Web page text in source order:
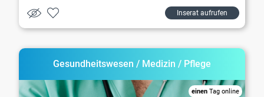
Inserat aufrufen
Gesundheitswesen / Medizin / Pflege
einen Tag online